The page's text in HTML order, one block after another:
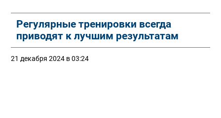
Регулярные тренировки всегда
приводят к лучшим результатам
21 декабря 2024 в 03:24